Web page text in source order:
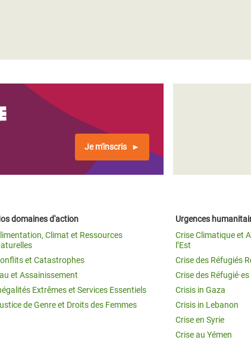
Je m'inscris
domaines d'action
Climat et Ressources
et Catastrophes
et Assainissement
Extrêmes et Services Essentiels
de Genre et Droits des Femmes
Urgences
Crise Climatique et
l’Est
Crise des Réfugiés
Crise des
Crisis in Gaza
Crisis in Lebanon
Crise en Syrie
Crise au Yémen